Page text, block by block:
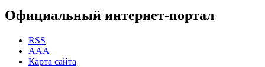
Официальный интернет-портал
RSS
AAA
Карта сайта